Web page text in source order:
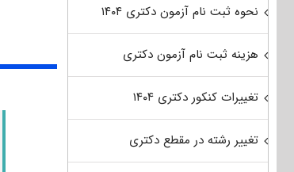
نحوه ثبت نام آزمون دکتری ۱۴۰۴
هزینه ثبت نام آزمون دکتری
تغییرات کنکور دکتری ۱۴۰۴
تغییر رشته در مقطع دکتری